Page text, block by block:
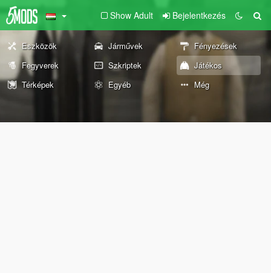
Show Adult Bejelentkezés
Eszközök Járművek
Fényezések
Fegyverek
Szkriptek
Játékos
Térképek
Egyéb Még